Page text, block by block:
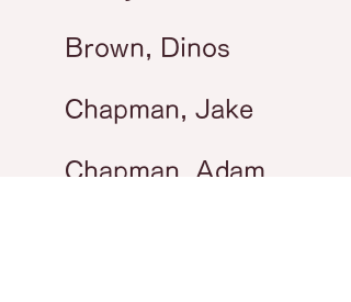
Brown, Dinos
Chapman, Jake
Chapman, Adam